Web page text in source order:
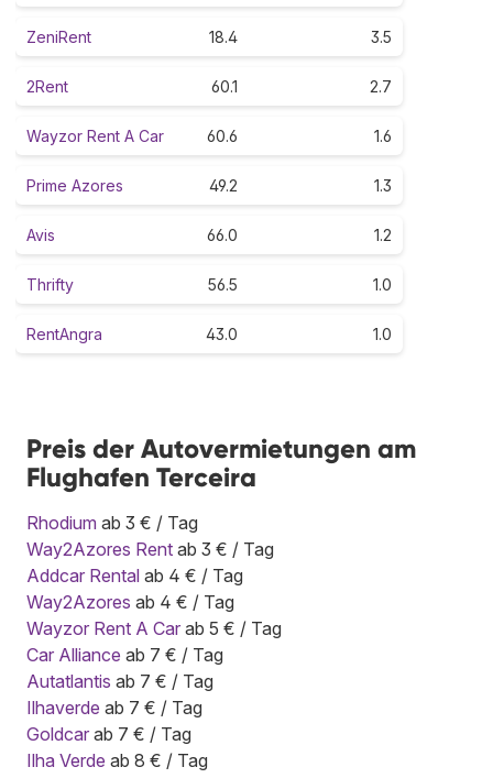
ZeniRent 18.4 3.5
2Rent 60.1 2.7
Wayzor Rent A Car 60.6 1.6
Prime Azores 49.2 1.3
Avis 66.0 1.2
Thrifty 56.5 1.0
RentAngra 43.0 1.0
Preis der Autovermietungen am
Flughafen Terceira
Rhodium ab 3 € / Tag
Way2Azores Rent ab 3 € / Tag
Addcar Rental ab 4 € / Tag
Way2Azores ab 4 € / Tag
Wayzor Rent A Car ab 5 € / Tag
Car Alliance ab 7 € / Tag
Autatlantis ab 7 € / Tag
Ilhaverde ab 7 € / Tag
Goldcar ab 7 € / Tag
Ilha Verde ab 8 € / Tag